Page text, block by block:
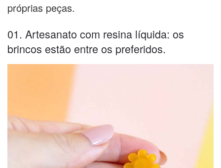
próprias peças.
01. Artesanato com resina líquida: os
brincos estão entre os preferidos.